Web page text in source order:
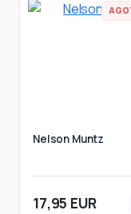
Nelson Muntz
17,95 EUR